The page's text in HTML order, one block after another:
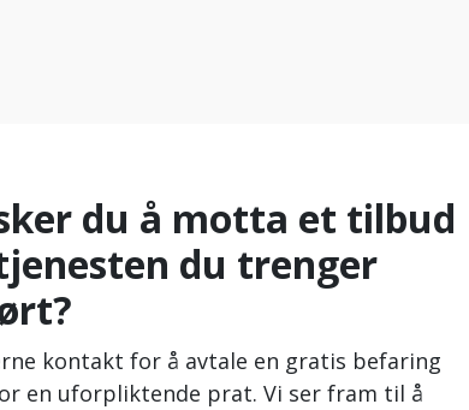
du å motta et tilbud
du trenger
kontakt for å avtale en gratis befaring
en uforpliktende prat. Vi ser fram til å